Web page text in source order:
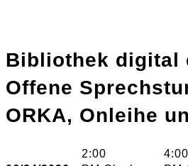
Bibliothek digital
Offene
ORKA, Onleihe
2:00
4:00